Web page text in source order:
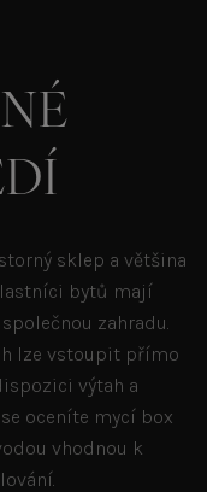
sklep a většina
bytů mají
zahradu.
lze vstoupit přímo
výtah a
oceníte mycí box
vhodnou k